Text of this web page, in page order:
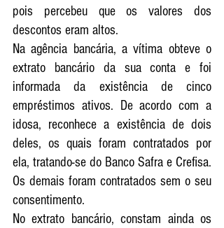
pois percebeu que os valores dos
descontos eram altos.
Na agência bancária, a vítima obteve o
extrato bancário da sua conta e foi
informada da existência de cinco
empréstimos ativos. De acordo com a
idosa, reconhece a existência de dois
deles, os quais foram contratados por
ela, tratando-se do Banco Safra e Crefisa.
Os demais foram contratados sem o seu
consentimento.
No extrato bancário, constam ainda os